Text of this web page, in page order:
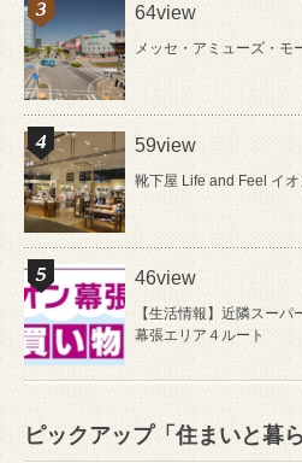
64view
メッセ・アミューズ・モ
59view
靴下屋 Life and Feel イ
46view
【生活情報】近隣スー
幕張エリア４ルート
ピックアップ「住まいと暮ら